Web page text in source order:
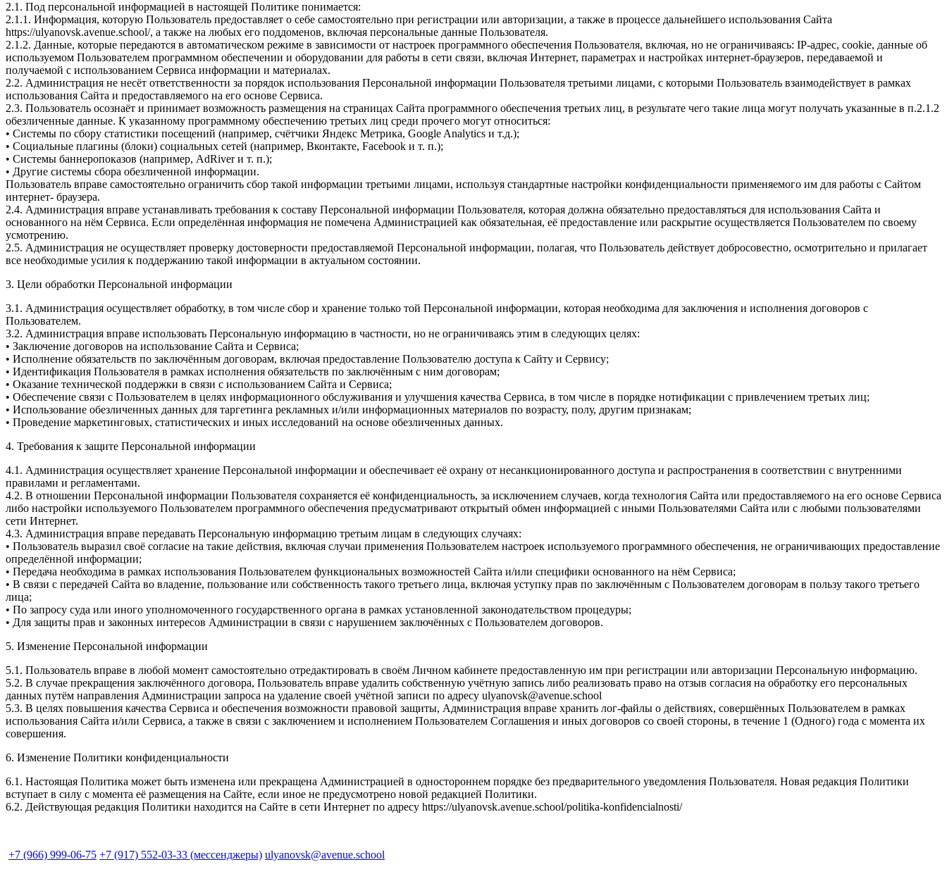
2.1. Под персональной информацией в настоящей Политике понимается:
2.1.1. Информация, которую Пользователь предоставляет о себе самостоятельно при регистрации или авторизации, а также в процессе дальнейшего использования Сайта
https://ulyanovsk.avenue.school/, а также на любых его поддоменов, включая персональные данные Пользователя.
2.1.2. Данные, которые передаются в автоматическом режиме в зависимости от настроек программного обеспечения Пользователя, включая, но не ограничиваясь: IP-адрес, cookie, данные об
используемом Пользователем программном обеспечении и оборудовании для работы в сети связи, включая Интернет, параметрах и настройках интернет-браузеров, передаваемой и
получаемой с использованием Сервиса информации и материалах.
2.2. Администрация не несёт ответственности за порядок использования Персональной информации Пользователя третьими лицами, с которыми Пользователь взаимодействует в рамках
использования Сайта и предоставляемого на его основе Сервиса.
2.3. Пользователь осознаёт и принимает возможность размещения на страницах Сайта программного обеспечения третьих лиц, в результате чего такие лица могут получать указанные в п.2.1.2
обезличенные данные. К указанному программному обеспечению третьих лиц среди прочего могут относиться:
• Системы по сбору статистики посещений (например, счётчики Яндекс Метрика, Google Analytics и т.д.);
• Социальные плагины (блоки) социальных сетей (например, Вконтакте, Facebook и т. п.);
• Системы баннеропоказов (например, AdRiver и т. п.);
• Другие системы сбора обезличенной информации.
Пользователь вправе самостоятельно ограничить сбор такой информации третьими лицами, используя стандартные настройки конфиденциальности применяемого им для работы с Сайтом
интернет- браузера.
2.4. Администрация вправе устанавливать требования к составу Персональной информации Пользователя, которая должна обязательно предоставляться для использования Сайта и
основанного на нём Сервиса. Если определённая информация не помечена Администрацией как обязательная, её предоставление или раскрытие осуществляется Пользователем по своему
усмотрению.
2.5. Администрация не осуществляет проверку достоверности предоставляемой Персональной информации, полагая, что Пользователь действует добросовестно, осмотрительно и прилагает
все необходимые усилия к поддержанию такой информации в актуальном состоянии.
3. Цели обработки Персональной информации
3.1. Администрация осуществляет обработку, в том числе сбор и хранение только той Персональной информации, которая необходима для заключения и исполнения договоров с
Пользователем.
3.2. Администрация вправе использовать Персональную информацию в частности, но не ограничиваясь этим в следующих целях:
• Заключение договоров на использование Сайта и Сервиса;
• Исполнение обязательств по заключённым договорам, включая предоставление Пользователю доступа к Сайту и Сервису;
• Идентификация Пользователя в рамках исполнения обязательств по заключённым с ним договорам;
• Оказание технической поддержки в связи с использованием Сайта и Сервиса;
• Обеспечение связи с Пользователем в целях информационного обслуживания и улучшения качества Сервиса, в том числе в порядке нотификации с привлечением третьих лиц;
• Использование обезличенных данных для таргетинга рекламных и/или информационных материалов по возрасту, полу, другим признакам;
• Проведение маркетинговых, статистических и иных исследований на основе обезличенных данных.
4. Требования к защите Персональной информации
4.1. Администрация осуществляет хранение Персональной информации и обеспечивает её охрану от несанкционированного доступа и распространения в соответствии с внутренними
правилами и регламентами.
4.2. В отношении Персональной информации Пользователя сохраняется её конфиденциальность, за исключением случаев, когда технология Сайта или предоставляемого на его основе Сервиса
либо настройки используемого Пользователем программного обеспечения предусматривают открытый обмен информацией с иными Пользователями Сайта или с любыми пользователями
сети Интернет.
4.3. Администрация вправе передавать Персональную информацию третьим лицам в следующих случаях:
• Пользователь выразил своё согласие на такие действия, включая случаи применения Пользователем настроек используемого программного обеспечения, не ограничивающих предоставление
определённой информации;
• Передача необходима в рамках использования Пользователем функциональных возможностей Сайта и/или специфики основанного на нём Сервиса;
• В связи с передачей Сайта во владение, пользование или собственность такого третьего лица, включая уступку прав по заключённым с Пользователем договорам в пользу такого третьего
лица;
• По запросу суда или иного уполномоченного государственного органа в рамках установленной законодательством процедуры;
• Для защиты прав и законных интересов Администрации в связи с нарушением заключённых с Пользователем договоров.
5. Изменение Персональной информации
5.1. Пользователь вправе в любой момент самостоятельно отредактировать в своём Личном кабинете предоставленную им при регистрации или авторизации Персональную информацию.
5.2. В случае прекращения заключённого договора, Пользователь вправе удалить собственную учётную запись либо реализовать право на отзыв согласия на обработку его персональных
данных путём направления Администрации запроса на удаление своей учётной записи по адресу ulyanovsk@avenue.school
5.3. В целях повышения качества Сервиса и обеспечения возможности правовой защиты, Администрация вправе хранить лог-файлы о действиях, совершённых Пользователем в рамках
использования Сайта и/или Сервиса, а также в связи с заключением и исполнением Пользователем Соглашения и иных договоров со своей стороны, в течение 1 (Одного) года с момента их
совершения.
6. Изменение Политики конфиденциальности
6.1. Настоящая Политика может быть изменена или прекращена Администрацией в одностороннем порядке без предварительного уведомления Пользователя. Новая редакция Политики
вступает в силу с момента её размещения на Сайте, если иное не предусмотрено новой редакцией Политики.
6.2. Действующая редакция Политики находится на Сайте в сети Интернет по адресу https://ulyanovsk.avenue.school/politika-konfidencialnosti/
+7 (966) 999-06-75 +7 (917) 552-03-33 (мессенджеры) ulyanovsk@avenue.school